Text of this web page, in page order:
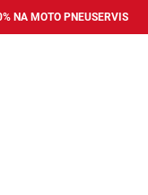
NA MOTO PNEUSERVIS